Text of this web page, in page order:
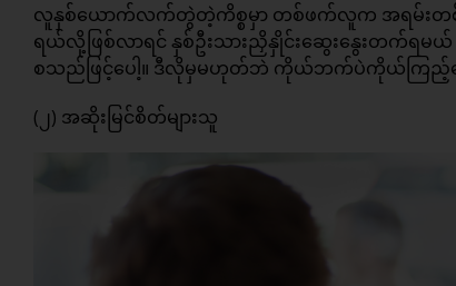
လူနှစ်ယောက်လက်တွဲတဲ့ကိစ္စမှာ တစ်ဖက်လူက အရမ်းတစ်ကို
ရယ်လို့ဖြစ်လာရင် နှစ်ဦးသားညှိနှိုင်းဆွေးနွေးတက်ရ
စသည်ဖြင့်ပေါ့။ ဒီလိုမှမဟုတ်ဘဲ ကိုယ်ဘက်ပဲကိုယ်ကြည့်န
(၂) အဆိုးမြင်စိတ်များသူ